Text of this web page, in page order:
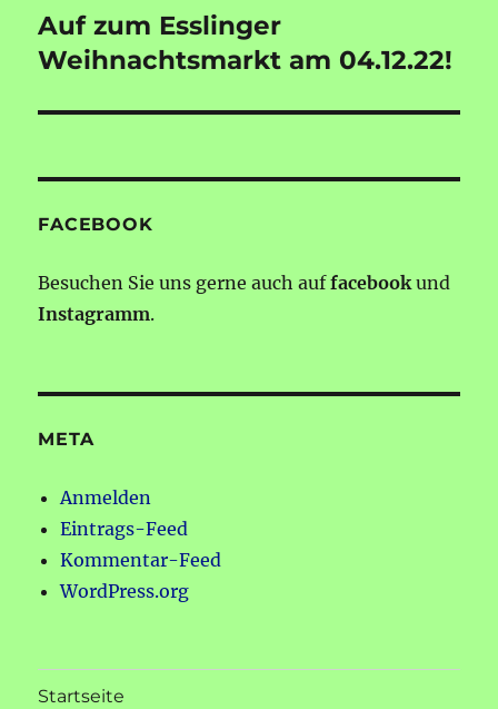
Nächster
Beitrag:
Auf zum Esslinger
Weihnachtsmarkt am 04.12.22!
FACEBOOK
Besuchen Sie uns gerne auch auffacebookund
Instagramm.
META
Anmelden
Eintrags-Feed
Kommentar-Feed
WordPress.org
Startseite